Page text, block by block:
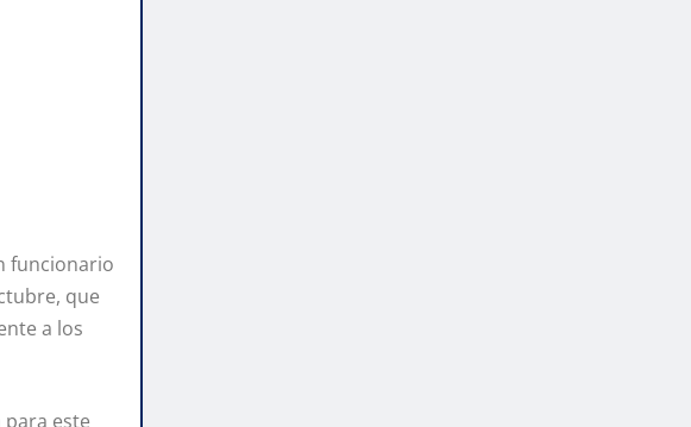
funcionario
que
a los
para este